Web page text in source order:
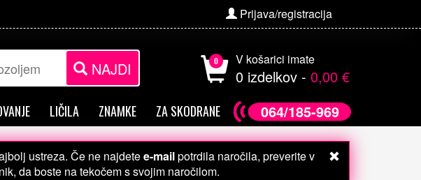
Prijava/registracija
NAJDI 0 V košarici imate
0 izdelkov - 0,00 €
LIČILA ZNAMKE ZA SKODRANE 064/185-969
ustreza. Če ne najdetee-mailpotrdila naročila, preverite v
da boste na tekočem s svojim naročilom.